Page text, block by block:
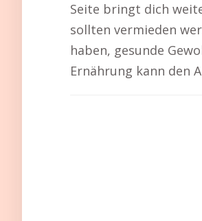
Seite bringt dich
sollten vermieden
haben, gesunde
Ernährung kann den